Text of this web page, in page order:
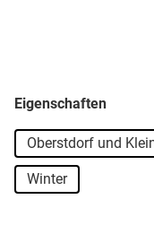
Eigenschaften
Oberstdorf und
Winter